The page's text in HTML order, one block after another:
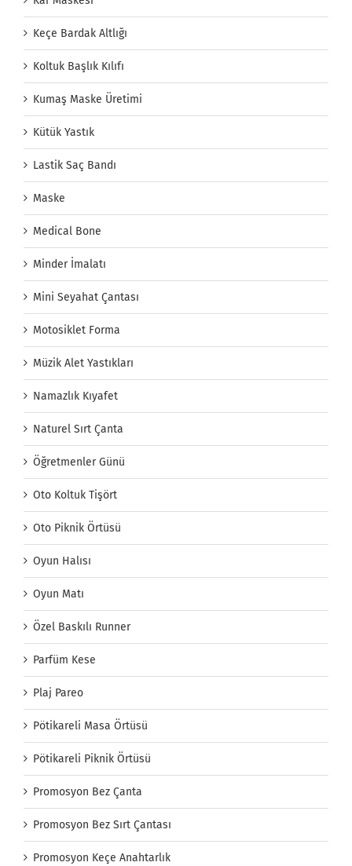
Keçe Bardak Altlığı
Koltuk Başlık Kılıfı
Kumaş Maske Üretimi
Kütük Yastık
Lastik Saç Bandı
Maske
Medical Bone
Minder İmalatı
Mini Seyahat Çantası
Motosiklet Forma
Müzik Alet Yastıkları
Namazlık Kıyafet
Naturel Sırt Çanta
Öğretmenler Günü
Oto Koltuk Tişört
Oto Piknik Örtüsü
Oyun Halısı
Oyun Matı
Özel Baskılı Runner
Parfüm Kese
Plaj Pareo
Pötikareli Masa Örtüsü
Pötikareli Piknik Örtüsü
Promosyon Bez Çanta
Promosyon Bez Sırt Çantası
Promosyon Keçe Anahtarlık